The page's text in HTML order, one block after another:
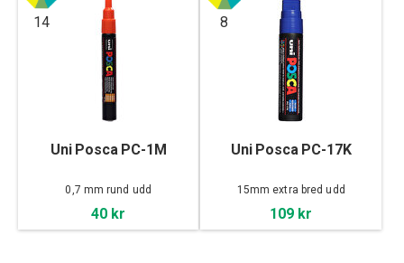
14
Uni Posca PC-1M
0,7 mm rund udd
40 kr
8
Uni Posca PC-17K
15mm extra bred udd
109 kr